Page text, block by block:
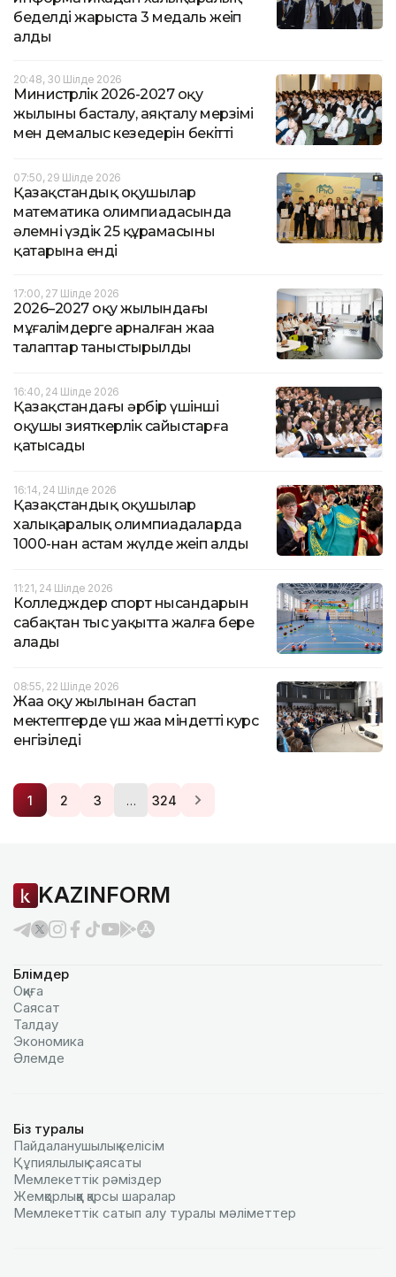
беделді жарыста 3 медаль жеңіп
алды
20:48, 30 Шілде 2026
Министрлік 2026-2027 оқу
жылының басталу, аяқталу мерзімі
мен демалыс кезеңдерін бекітті
07:50, 29 Шілде 2026
Қазақстандық оқушылар
математика олимпиадасында
әлемнің үздік 25 құрамасының
қатарына енді
17:00, 27 Шілде 2026
2026–2027 оқу жылындағы
мұғалімдерге арналған жаңа
талаптар таныстырылды
16:40, 24 Шілде 2026
Қазақстандағы әрбір үшінші
оқушы зияткерлік сайыстарға
қатысады
16:14, 24 Шілде 2026
Қазақстандық оқушылар
халықаралық олимпиадаларда
1000-нан астам жүлде жеңіп алды
11:21, 24 Шілде 2026
Колледждер спорт нысандарын
сабақтан тыс уақытта жалға бере
алады
08:55, 22 Шілде 2026
Жаңа оқу жылынан бастап
мектептерде үш жаңа міндетті курс
енгізіледі
1 2 3 … 324
KAZINFORM
Бөлімдер
Оқиға
Саясат
Талдау
Экономика
Әлемде
Біз туралы
Пайдаланушылық келiciм
Құпиялылық саясаты
Мемлекеттік рәміздер
Жемқорлыққа қарсы шаралар
Мемлекеттік сатып алу туралы мәлiметтер